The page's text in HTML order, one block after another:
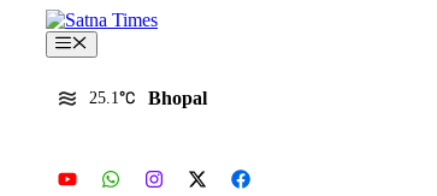
content
Menu
25.1 Bhopal